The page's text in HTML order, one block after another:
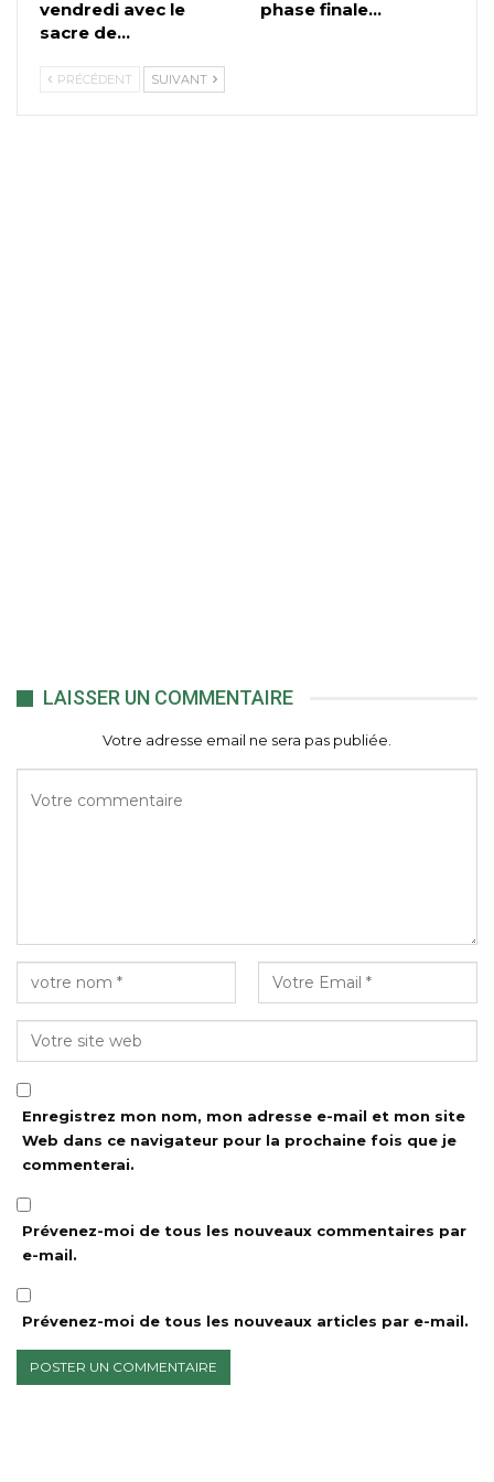
vendredi avec le
sacre de…
phase finale…
PRÉCÉDENT SUIVANT
LAISSER UN COMMENTAIRE
Votre adresse email ne sera pas publiée.
Enregistrez mon nom, mon adresse e-mail et mon site
Web dans ce navigateur pour la prochaine fois que je
commenterai.
Prévenez-moi de tous les nouveaux commentaires par
e-mail.
Prévenez-moi de tous les nouveaux articles par e-mail.